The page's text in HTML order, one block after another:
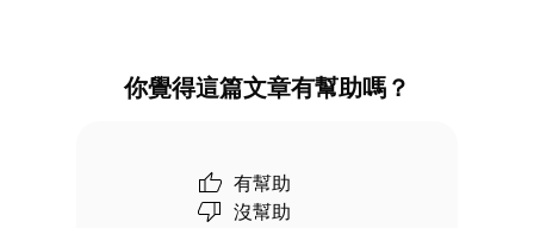
你覺得這篇文章有幫助嗎？
有幫助
沒幫助